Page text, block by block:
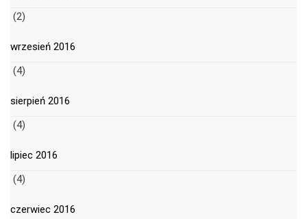
(2)
wrzesień 2016
(4)
sierpień 2016
(4)
lipiec 2016
(4)
czerwiec 2016